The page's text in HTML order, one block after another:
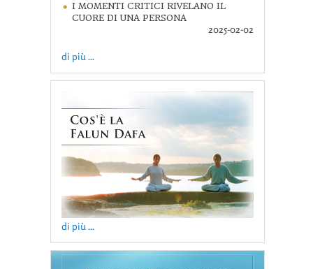
I MOMENTI CRITICI RIVELANO IL
CUORE DI UNA PERSONA
2025-02-02
di più ...
di più ...